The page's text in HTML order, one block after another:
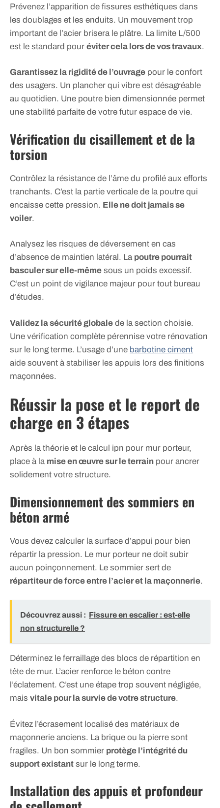
Prévenez l’apparition de fissures esthétiques dans
les doublages et les enduits. Un mouvement trop
important de l’acier brisera le plâtre. La limite L/500
est le standard pour éviter cela lors de vos travaux.
Garantissez la rigidité de l’ouvrage pour le confort
des usagers. Un plancher qui vibre est désagréable
au quotidien. Une poutre bien dimensionnée permet
une stabilité parfaite de votre futur espace de vie.
Vérification du cisaillement et de la
torsion
Contrôlez la résistance de l’âme du profilé aux efforts
tranchants. C’est la partie verticale de la poutre qui
encaisse cette pression. Elle ne doit jamais se
voiler.
Analysez les risques de déversement en cas
d’absence de maintien latéral. La poutre pourrait
basculer sur elle-même sous un poids excessif.
C’est un point de vigilance majeur pour tout bureau
d’études.
Validez la sécurité globale de la section choisie.
Une vérification complète pérennise votre rénovation
sur le long terme. L’usage d’une barbotine ciment
aide souvent à stabiliser les appuis lors des finitions
maçonnées.
Réussir la pose et le report de
charge en 3 étapes
Après la théorie et le calcul ipn pour mur porteur,
place à la mise en œuvre sur le terrain pour ancrer
solidement votre structure.
Dimensionnement des sommiers en
béton armé
Vous devez calculer la surface d’appui pour bien
répartir la pression. Le mur porteur ne doit subir
aucun poinçonnement. Le sommier sert de
répartiteur de force entre l’acier et la maçonnerie.
Découvrez aussi : Fissure en escalier : est-elle
non structurelle ?
Déterminez le ferraillage des blocs de répartition en
tête de mur. L’acier renforce le béton contre
l’éclatement. C’est une étape trop souvent négligée,
mais vitale pour la survie de votre structure.
Évitez l’écrasement localisé des matériaux de
maçonnerie anciens. La brique ou la pierre sont
fragiles. Un bon sommier protège l’intégrité du
support existant sur le long terme.
Installation des appuis et profondeur